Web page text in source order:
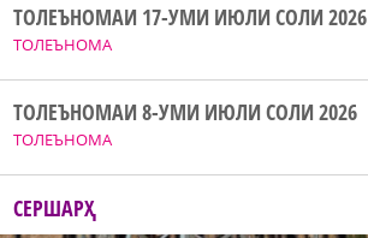
ТОЛЕЪНОМА
ТОЛЕЪНОМАИ 17-УМИ ИЮЛИ СОЛИ 2026
ТОЛЕЪНОМА
ТОЛЕЪНОМАИ 8-УМИ ИЮЛИ СОЛИ 2026
СЕРШАРҲ